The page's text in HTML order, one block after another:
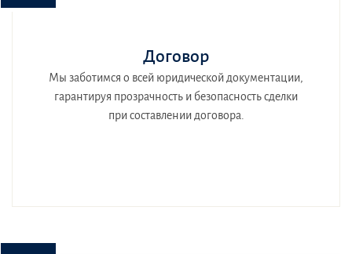
Договор
Мы заботимся о всей юридической документации,
гарантируя прозрачность и безопасность сделки
при составлении договора.